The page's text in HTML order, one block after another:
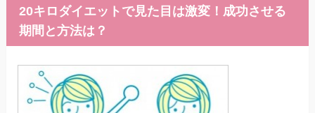
20キロダイエットで見た目は激変！成功させる
期間と方法は？